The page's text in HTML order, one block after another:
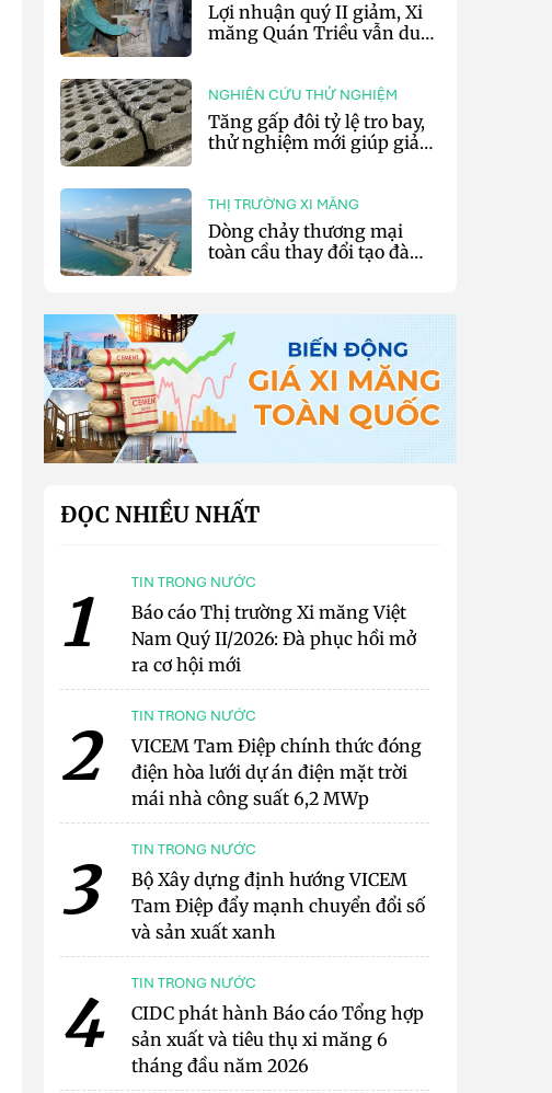
Lợi nhuận quý II giảm, Xi
măng Quán Triều vẫn duy
NGHIÊN CỨU THỬ NGHIỆM
Tăng gấp đôi tỷ lệ tro bay,
thử nghiệm mới giúp giảm
THỊ TRƯỜNG XI MĂNG
Dòng chảy thương mại
toàn cầu thay đổi tạo đà
ĐỌC NHIỀU NHẤT
1 TIN TRONG NƯỚC
Báo cáo Thị trường Xi măng Việt
Nam Quý II/2026: Đà phục hồi mở
ra cơ hội mới
2 TIN TRONG NƯỚC
VICEM Tam Điệp chính thức đóng
điện hòa lưới dự án điện mặt trời
mái nhà công suất 6,2 MWp
3 TIN TRONG NƯỚC
Bộ Xây dựng định hướng VICEM
Tam Điệp đẩy mạnh chuyển đổi số
và sản xuất xanh
4 TIN TRONG NƯỚC
CIDC phát hành Báo cáo Tổng hợp
sản xuất và tiêu thụ xi măng 6
tháng đầu năm 2026